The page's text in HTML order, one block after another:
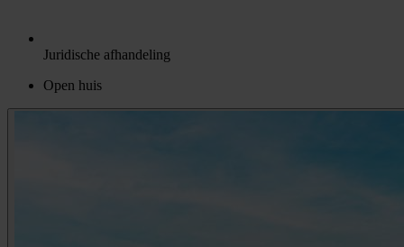
Juridische afhandeling
Open huis